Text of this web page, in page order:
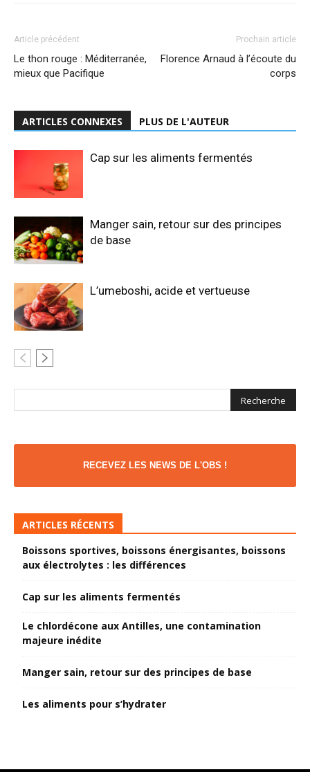
Article précédent
Le thon rouge : Méditerranée,
mieux que Pacifique
Prochain article
Florence Arnaud à l’écoute du
corps
ARTICLES CONNEXES PLUS DE L'AUTEUR
Cap sur les aliments fermentés
Manger sain, retour sur des principes
de base
L’umeboshi, acide et vertueuse
RECEVEZ LES NEWS DE L'OBS !
ARTICLES RÉCENTS
Boissons sportives, boissons énergisantes, boissons
aux électrolytes : les différences
Cap sur les aliments fermentés
Le chlordécone aux Antilles, une contamination
majeure inédite
Manger sain, retour sur des principes de base
Les aliments pour s’hydrater